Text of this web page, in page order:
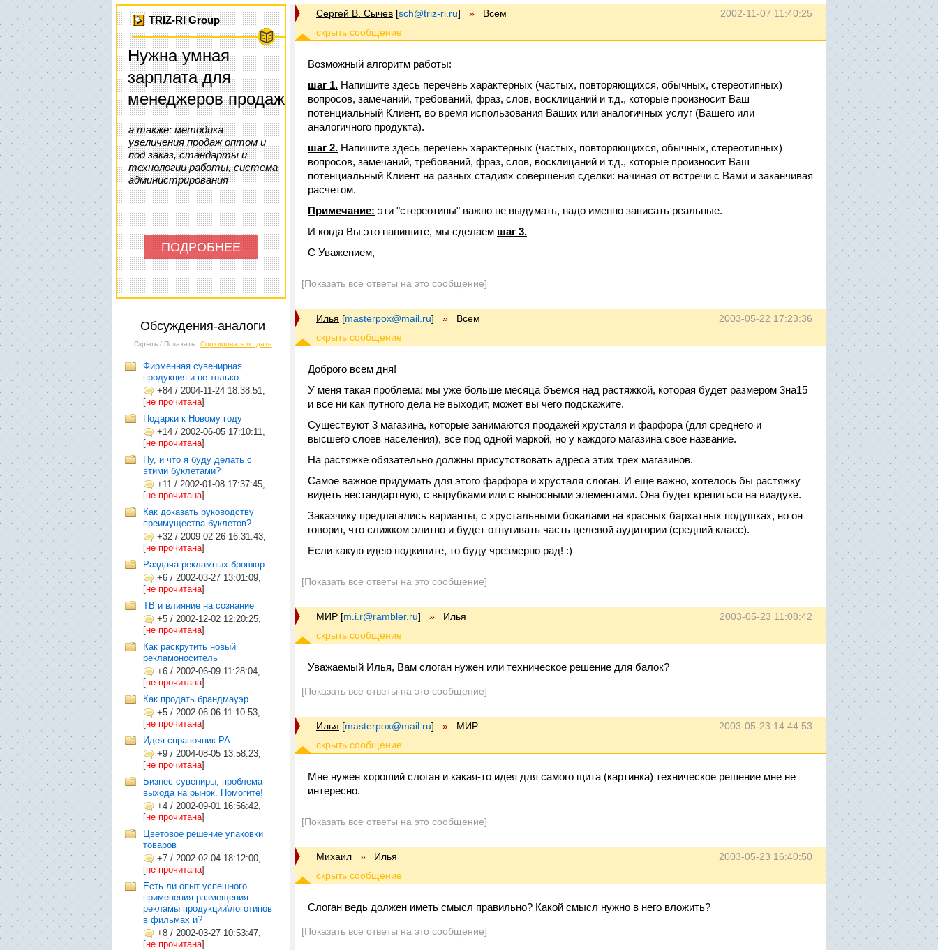
TRIZ-RI Group
Нужна умная
зарплата для
менеджеров продаж
а также: методика
увеличения продаж оптом и
под заказ, стандарты и
технологии работы, система
администрирования
ПОДРОБНЕЕ
Обсуждения-аналоги
Скрыть / Показать Сортировать по дате
Фирменная сувенирная
продукция и не только.
+84 / 2004-11-24 18:38:51,
[не прочитана]
Подарки к Новому году
+14 / 2002-06-05 17:10:11,
[не прочитана]
Ну, и что я буду делать с
этими буклетами?
+11 / 2002-01-08 17:37:45,
[не прочитана]
Как доказать руководству
преимущества буклетов?
+32 / 2009-02-26 16:31:43,
[не прочитана]
Раздача рекламных брошюр
+6 / 2002-03-27 13:01:09,
[не прочитана]
ТВ и влияние на сознание
+5 / 2002-12-02 12:20:25,
[не прочитана]
Как раскрутить новый
рекламоноситель
+6 / 2002-06-09 11:28:04,
[не прочитана]
Как продать брандмауэр
+5 / 2002-06-06 11:10:53,
[не прочитана]
Идея-справочник РА
+9 / 2004-08-05 13:58:23,
[не прочитана]
Бизнес-сувениры, проблема
выхода на рынок. Помогите!
+4 / 2002-09-01 16:56:42,
[не прочитана]
Цветовое решение упаковки
товаров
+7 / 2002-02-04 18:12:00,
[не прочитана]
Есть ли опыт успешного
применения размещения
рекламы продукции\логотипов
в фильмах и?
+8 / 2002-03-27 10:53:47,
[не прочитана]
2002-11-07 11:40:25
Сергей В. Сычев [sch@triz-ri.ru] » Всем
Возможный алгоритм работы:
шаг 1. Напишите здесь перечень характерных (частых, повторяющихся, обычных, стереотипных)
вопросов, замечаний, требований, фраз, слов, восклицаний и т.д., которые произносит Ваш
потенциальный Клиент, во время использования Ваших или аналогичных услуг (Вашего или
аналогичного продукта).
шаг 2. Напишите здесь перечень характерных (частых, повторяющихся, обычных, стереотипных)
вопросов, замечаний, требований, фраз, слов, восклицаний и т.д., которые произносит Ваш
потенциальный Клиент на разных стадиях совершения сделки: начиная от встречи с Вами и заканчивая
расчетом.
Примечание: эти "стереотипы" важно не выдумать, надо именно записать реальные.
И когда Вы это напишите, мы сделаем шаг 3.
С Уважением,
[Показать все ответы на это сообщение]
2003-05-22 17:23:36
Илья [masterpox@mail.ru] » Всем
Доброго всем дня!
У меня такая проблема: мы уже больше месяца бъемся над растяжкой, которая будет размером 3на15
и все ни как путного дела не выходит, может вы чего подскажите.
Существуют 3 магазина, которые занимаются продажей хрусталя и фарфора (для среднего и
высшего слоев населения), все под одной маркой, но у каждого магазина свое название.
На растяжке обязательно должны присутствовать адреса этих трех магазинов.
Самое важное придумать для этого фарфора и хрусталя слоган. И еще важно, хотелось бы растяжку
видеть нестандартную, с вырубками или с выносными элементами. Она будет крепиться на виадуке.
Заказчику предлагались варианты, с хрустальными бокалами на красных бархатных подушках, но он
говорит, что слижком элитно и будет отпугивать часть целевой аудитории (средний класс).
Если какую идею подкините, то буду чрезмерно рад! :)
[Показать все ответы на это сообщение]
2003-05-23 11:08:42
МИР [m.i.r@rambler.ru] » Илья
Уважаемый Илья, Вам слоган нужен или техническое решение для балок?
[Показать все ответы на это сообщение]
2003-05-23 14:44:53
Илья [masterpox@mail.ru] » МИР
Мне нужен хороший слоган и какая-то идея для самого щита (картинка) техническое решение мне не
интересно.
[Показать все ответы на это сообщение]
2003-05-23 16:40:50
Михаил » Илья
Слоган ведь должен иметь смысл правильно? Какой смысл нужно в него вложить?
[Показать все ответы на это сообщение]